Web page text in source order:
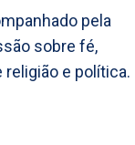
pela
sobre fé,
e política.